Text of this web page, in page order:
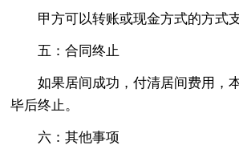
甲方可以转账或现金方式的方式支
五：合同终止
如果居间成功，付清居间费用，
毕后终止。
六：其他事项